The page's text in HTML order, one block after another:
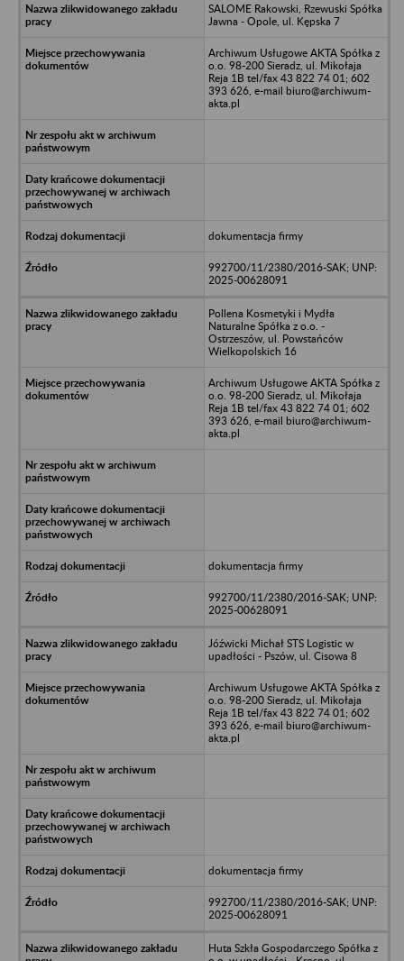
SALOME Rakowski, Rzewuski Spółka
Jawna - Opole, ul. Kępska 7
Archiwum Usługowe AKTA Spółka z
o.o. 98-200 Sieradz, ul. Mikołaja
Reja 1B tel/fax 43 822 74 01; 602
393 626, e-mail biuro@archiwum-
akta.pl
dokumentacja firmy
992700/11/2380/2016-SAK; UNP:
2025-00628091
Pollena Kosmetyki i Mydła
Naturalne Spółka z o.o. -
Ostrzeszów, ul. Powstańców
Wielkopolskich 16
Archiwum Usługowe AKTA Spółka z
o.o. 98-200 Sieradz, ul. Mikołaja
Reja 1B tel/fax 43 822 74 01; 602
393 626, e-mail biuro@archiwum-
akta.pl
dokumentacja firmy
992700/11/2380/2016-SAK; UNP:
2025-00628091
Jóźwicki Michał STS Logistic w
upadłości - Pszów, ul. Cisowa 8
Archiwum Usługowe AKTA Spółka z
o.o. 98-200 Sieradz, ul. Mikołaja
Reja 1B tel/fax 43 822 74 01; 602
393 626, e-mail biuro@archiwum-
akta.pl
dokumentacja firmy
992700/11/2380/2016-SAK; UNP:
2025-00628091
Huta Szkła Gospodarczego Spółka z